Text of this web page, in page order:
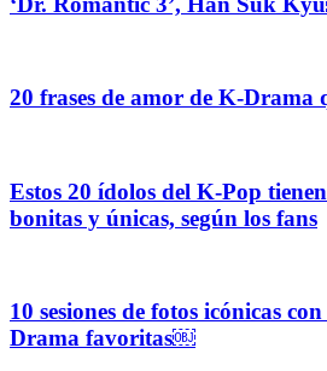
20 frases de amor de K-
Estos 20 ídolos del K-Pop
bonitas y únicas, según los fans
10 sesiones de fotos icónicas
Drama favoritas￼